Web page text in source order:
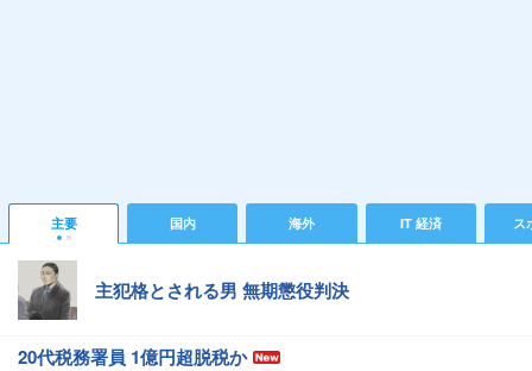
主要 国内 海外 IT 経済 ス
主犯格とされる男 無期懲役判決
20代税務署員 1億円超脱税か